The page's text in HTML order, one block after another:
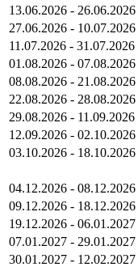
13.06.2026 - 26.06.2026
27.06.2026 - 10.07.2026
11.07.2026 - 31.07.2026
01.08.2026 - 07.08.2026
08.08.2026 - 21.08.2026
22.08.2026 - 28.08.2026
29.08.2026 - 11.09.2026
12.09.2026 - 02.10.2026
03.10.2026 - 18.10.2026
04.12.2026 - 08.12.2026
09.12.2026 - 18.12.2026
19.12.2026 - 06.01.2027
07.01.2027 - 29.01.2027
30.01.2027 - 12.02.2027